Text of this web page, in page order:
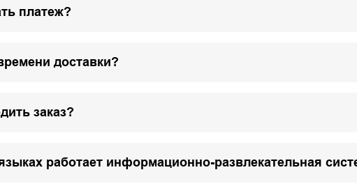
платеж?
доставки?
заказ?
работает информационно-развлекательная